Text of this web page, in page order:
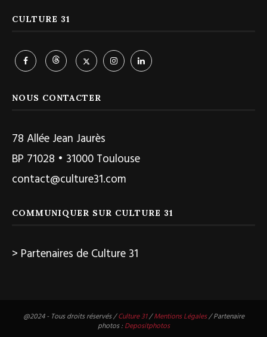
CULTURE 31
NOUS CONTACTER
78 Allée Jean Jaurès
BP 71028 • 31000 Toulouse
contact@culture31.com
COMMUNIQUER SUR CULTURE 31
> Partenaires de Culture 31
@2024 - Tous droits réservés /Culture 31/Mentions Légales/ Partenaire
photos : Depositphotos